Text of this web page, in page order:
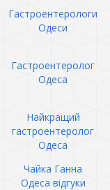
Гастроентерологи
Одеси
Гастроентеролог
Одеса
Найкращий
гастроентеролог
Одеса
Чайка Ганна
Одеса відгуки